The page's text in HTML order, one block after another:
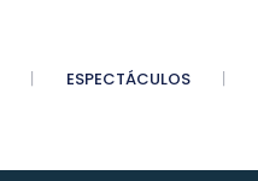
ESPECTÁCULOS